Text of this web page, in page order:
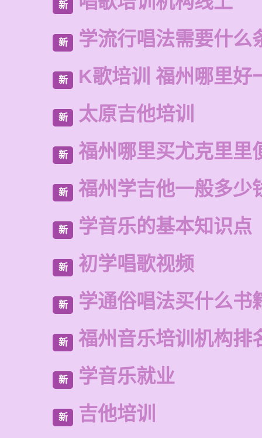
新
新 学流行唱法需要什么
新 K歌培训 福州哪里好
新 太原吉他培训
新 福州哪里买尤克里里
新 福州学吉他一般多少
新 学音乐的基本知识点
新 初学唱歌视频
新 学通俗唱法买什么书
新 福州音乐培训机构排
新 学音乐就业
新 吉他培训